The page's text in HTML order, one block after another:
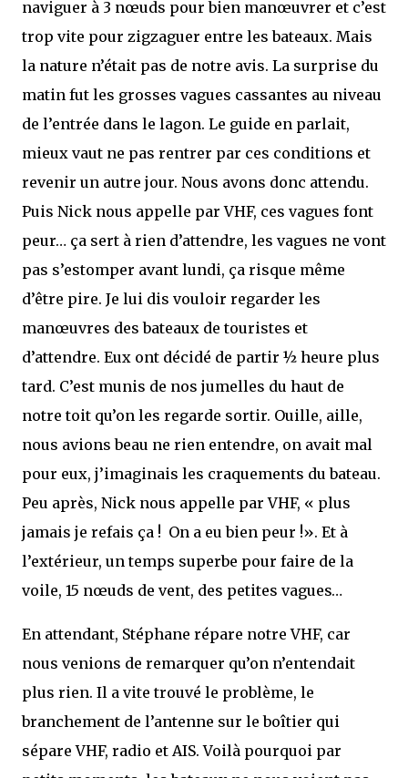
naviguer à 3 nœuds pour bien manœuvrer et c’est
trop vite pour zigzaguer entre les bateaux. Mais
la nature n’était pas de notre avis. La surprise du
matin fut les grosses vagues cassantes au niveau
de l’entrée dans le lagon. Le guide en parlait,
mieux vaut ne pas rentrer par ces conditions et
revenir un autre jour. Nous avons donc attendu.
Puis Nick nous appelle par VHF, ces vagues font
peur… ça sert à rien d’attendre, les vagues ne vont
pas s’estomper avant lundi, ça risque même
d’être pire. Je lui dis vouloir regarder les
manœuvres des bateaux de touristes et
d’attendre. Eux ont décidé de partir ½ heure plus
tard. C’est munis de nos jumelles du haut de
notre toit qu’on les regarde sortir. Ouille, aille,
nous avions beau ne rien entendre, on avait mal
pour eux, j’imaginais les craquements du bateau.
Peu après, Nick nous appelle par VHF, « plus
jamais je refais ça ! On a eu bien peur !». Et à
l’extérieur, un temps superbe pour faire de la
voile, 15 nœuds de vent, des petites vagues…
En attendant, Stéphane répare notre VHF, car
nous venions de remarquer qu’on n’entendait
plus rien. Il a vite trouvé le problème, le
branchement de l’antenne sur le boîtier qui
sépare VHF, radio et AIS. Voilà pourquoi par